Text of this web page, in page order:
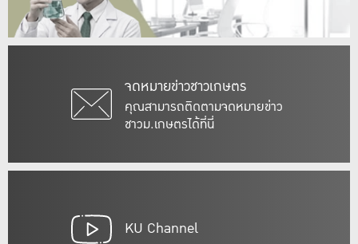
จดหมายข่าวชาวเกษตร
คุณสามารถติดตามจดหมายข่าว
ชาวม.เกษตรได้ที่นี่
KU Channel